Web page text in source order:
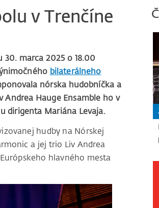
v Trenčíne
30. marca 2025 o 18.00
bilaterálneho
nórska hudobníčka a
Andrea Hauge Ensamble ho v
dirigenta Mariána Levaja.
hudby na Nórskej
a jej trio Liv Andrea
hlavného mesta